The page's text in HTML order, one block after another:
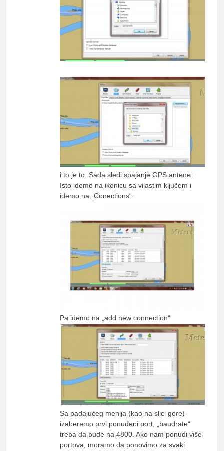
i to je to. Sada sledi spajanje GPS antene:
Isto idemo na ikonicu sa vilastim ključem i
idemo na „Conections“.
Pa idemo na „add new connection“
Sa padajućeg menija (kao na slici gore)
izaberemo prvi ponuđeni port, „baudrate“
treba da bude na 4800. Ako nam ponudi više
portova, moramo da ponovimo za svaki